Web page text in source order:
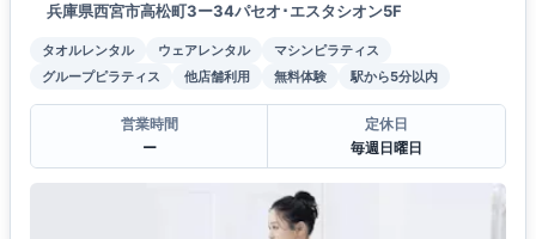
兵庫県西宮市高松町3ー34パセオ･エスタシオン5F
タオルレンタル ウェアレンタル
マシンピラティス
グループピラティス
他店舗利用 無料体験 駅から5分以内
営業時間
ー
定休日
毎週日曜日